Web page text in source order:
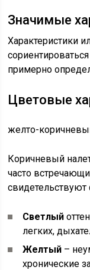
Значимые
Характеристики
примерно
Цветовые
желто-
Коричневый
часто
свидетельствуют
Светлый
легких,
Желтый –
хронические